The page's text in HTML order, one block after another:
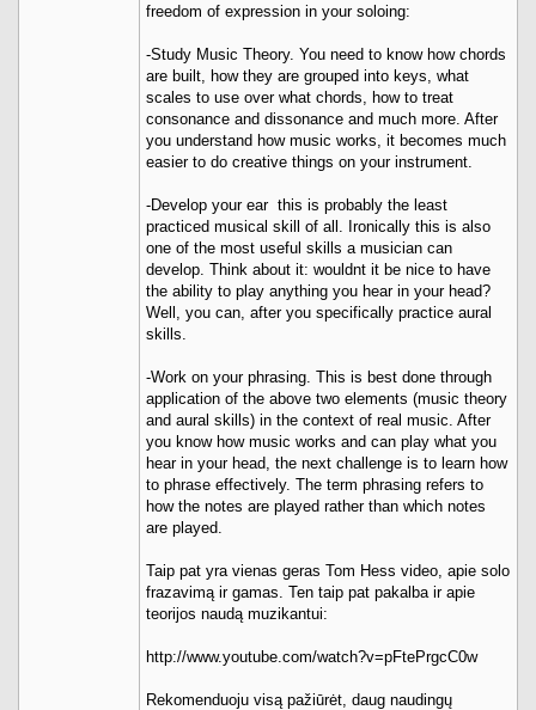
freedom of expression in your soloing:
-Study Music Theory. You need to know how chords
are built, how they are grouped into keys, what
scales to use over what chords, how to treat
consonance and dissonance and much more. After
you understand how music works, it becomes much
easier to do creative things on your instrument.
-Develop your ear  this is probably the least
practiced musical skill of all. Ironically this is also
one of the most useful skills a musician can
develop. Think about it: wouldnt it be nice to have
the ability to play anything you hear in your head?
Well, you can, after you specifically practice aural
skills.
-Work on your phrasing. This is best done through
application of the above two elements (music theory
and aural skills) in the context of real music. After
you know how music works and can play what you
hear in your head, the next challenge is to learn how
to phrase effectively. The term phrasing refers to
how the notes are played rather than which notes
are played.
Taip pat yra vienas geras Tom Hess video, apie solo
frazavimą ir gamas. Ten taip pat pakalba ir apie
teorijos naudą muzikantui:
http://www.youtube.com/watch?v=pFtePrgcC0w
Rekomenduoju visą pažiūrėt, daug naudingų